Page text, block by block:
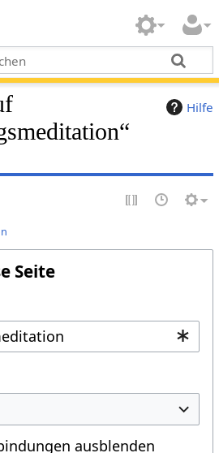
Hilfe
Seite
ausblenden